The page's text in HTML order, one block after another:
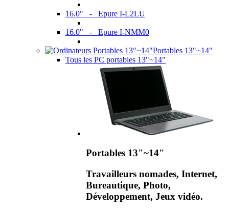
16.0" - Epure I-L2LU
16.0" - Epure I-NMM0
Portables 13"~14"
Tous les PC portables 13"~14"
Portables 13"~14"
Travailleurs nomades, Internet,
Bureautique, Photo,
Développement, Jeux vidéo.